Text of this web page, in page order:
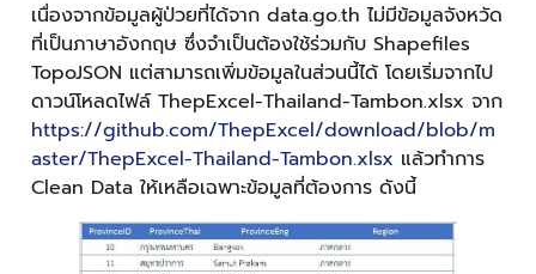
เนื่องจากข้อมูลผู้ป่วยที่ได้จาก data.go.th ไม่มีข้อมูลจังหวัด
ที่เป็นภาษาอังกฤษ ซึ่งจำเป็นต้องใช้ร่วมกับ Shapefiles
TopoJSON แต่สามารถเพิ่มข้อมูลในส่วนนี้ได้ โดยเริ่มจากไป
ดาวน์โหลดไฟล์ ThepExcel-Thailand-Tambon.xlsx จาก
https://github.com/ThepExcel/download/blob/m
aster/ThepExcel-Thailand-Tambon.xlsx แล้วทำการ
Clean Data ให้เหลือเฉพาะข้อมูลที่ต้องการ ดังนี้